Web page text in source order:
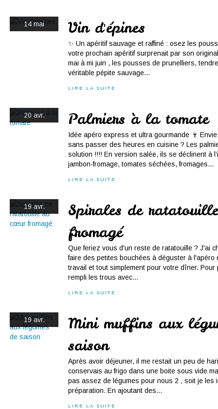
14 mai Vin d'épines
✨ Un apéritif sauvage et raffiné : osez les
votre prochain apéritif surprenait par son
mai à mi juin , les pousses de prunelliers,
véritable pépite sauvage...
LIRE LA SUITE
20 avr. Palmiers à la tomate
Idée apéro express et ultra gourmande 🍷
sans passer des heures en cuisine ? Les
solution !!!! En version salée, ils se déclinent à
jambon-fromage, tomates séchées, fromages...
LIRE LA SUITE
19 avr.
Spirales de
fromagé
Que feriez vous d'un reste de ratatouille ? J'ai
faire des petites bouchées à déguster à l'apéro
travail et tout simplement pour votre dîner.
rempli les trous avec...
LIRE LA SUITE
19 avr.
Mini muffins aux
saison
Après avoir déjeuner, il me restait un peu de
conservais au frigo dans une boite sous vide
pas assez de légumes pour nous 2 , soit je les
préparation. En ajoutant des...
LIRE LA SUITE